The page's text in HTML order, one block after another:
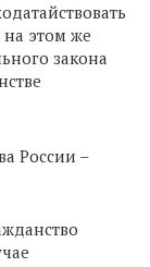
этом же
закона
России –